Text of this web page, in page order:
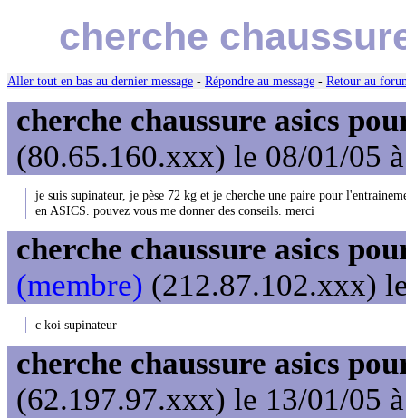
cherche
Aller tout en bas au dernier message - Répondre au message - Retour au
cherche chaussure asics
(80.65.160.xxx) le 08/01/05
je suis supinateur, je pèse 72 kg et je cherche une paire pour
en ASICS. pouvez vous me donner des conseils. merci
cherche chaussure asics
(membre) (212.87.102.xxx)
c koi supinateur
cherche chaussure asics
(62.197.97.xxx) le 13/01/05